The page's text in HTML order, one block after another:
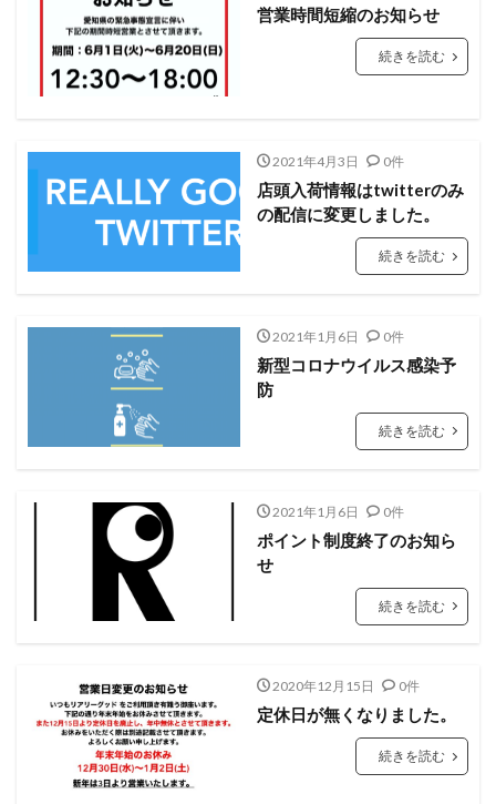
営業時間短縮のお知らせ
続きを読む
2021年4月3日 0件
店頭入荷情報はtwitterのみ
の配信に変更しました。
続きを読む
2021年1月6日 0件
新型コロナウイルス感染予
防
続きを読む
2021年1月6日 0件
ポイント制度終了のお知ら
せ
続きを読む
2020年12月15日 0件
定休日が無くなりました。
続きを読む